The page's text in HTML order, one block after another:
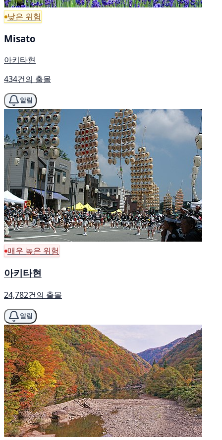
낮은 위험
Misato
아키타현
434건의 출몰
알림
매우 높은 위험
아키타현
24,782건의 출몰
알림